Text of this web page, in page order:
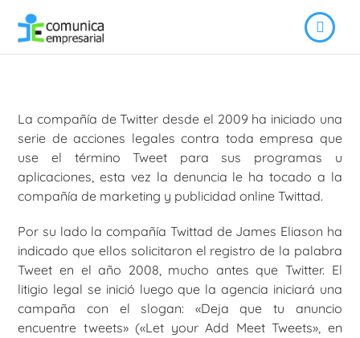
La compañía de Twitter desde el 2009 ha iniciado una
serie de acciones legales contra toda empresa que
use el término Tweet para sus programas u
aplicaciones, esta vez la denuncia le ha tocado a la
compañía de marketing y publicidad online Twittad.
Por su lado la compañía Twittad de James Eliason ha
indicado que ellos solicitaron el registro de la palabra
Tweet en el año 2008, mucho antes que Twitter. El
litigio legal se inició luego que la agencia iniciará una
campaña con el slogan: «Deja que tu anuncio
encuentre tweets» («Let your Add Meet Tweets», en